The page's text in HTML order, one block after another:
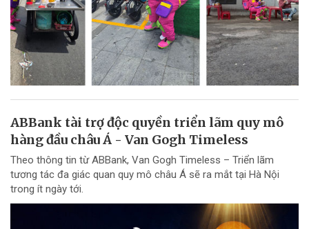
ABBank tài trợ độc quyền triển lãm quy mô
hàng đầu châu Á - Van Gogh Timeless
Theo thông tin từ ABBank, Van Gogh Timeless – Triển lãm
tương tác đa giác quan quy mô châu Á sẽ ra mắt tại Hà Nội
trong ít ngày tới.